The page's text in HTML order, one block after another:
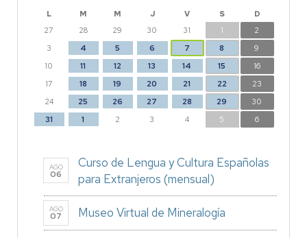
L M M J V S
D
27
28 29 30 31 1
2
3
4 5 6 7 8
9
10
11 12 13 14 15
16
17
18 19 20 21 22
23
24
25 26 27 28 29
30
31
1 2 3 4 5 6
AGO
06
Curso de Lengua y Cultura Españolas
para Extranjeros (mensual)
AGO
07 Museo Virtual de Mineralogía